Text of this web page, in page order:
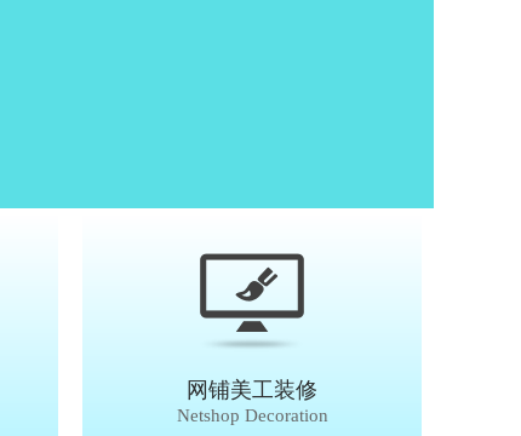
移动终端研发
Mobile Terminal
网铺美工装修
Netshop Decoration